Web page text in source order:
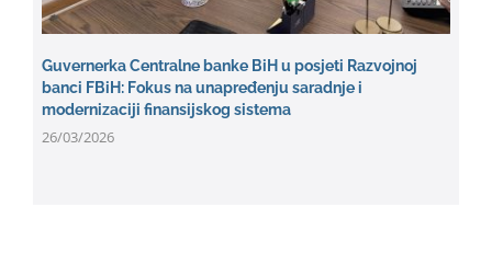
Guvernerka Centralne banke BiH u posjeti Razvojnoj
banci FBiH: Fokus na unapređenju saradnje i
modernizaciji finansijskog sistema
26/03/2026